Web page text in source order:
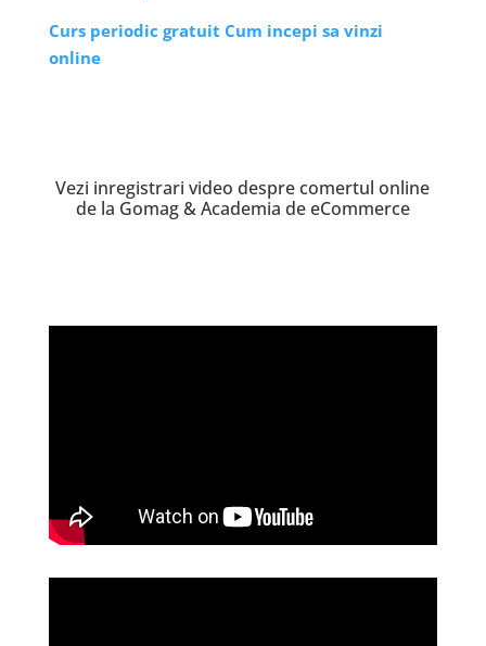
Curs periodic gratuit Cum incepi sa vinzi
online
Vezi inregistrari video despre comertul online
de la Gomag & Academia de eCommerce